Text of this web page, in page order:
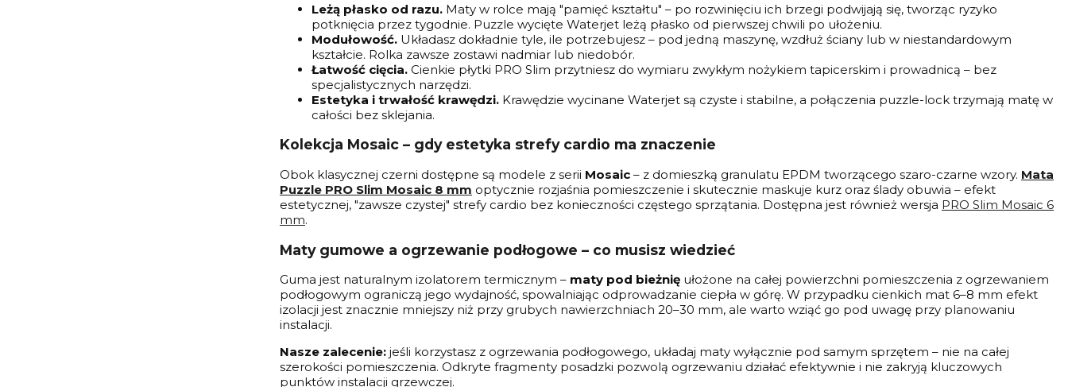
Leżą płasko od razu. Maty w rolce mają "pamięć kształtu" – po rozwinięciu ich brzegi podwijają się, tworząc ryzyko
potknięcia przez tygodnie. Puzzle wycięte Waterjet leżą płasko od pierwszej chwili po ułożeniu.
Modułowość. Układasz dokładnie tyle, ile potrzebujesz – pod jedną maszynę, wzdłuż ściany lub w niestandardowym
kształcie. Rolka zawsze zostawi nadmiar lub niedobór.
Łatwość cięcia. Cienkie płytki PRO Slim przytniesz do wymiaru zwykłym nożykiem tapicerskim i prowadnicą – bez
specjalistycznych narzędzi.
Estetyka i trwałość krawędzi. Krawędzie wycinane Waterjet są czyste i stabilne, a połączenia puzzle-lock trzymają matę w
całości bez sklejania.
Kolekcja Mosaic – gdy estetyka strefy cardio ma znaczenie
Obok klasycznej czerni dostępne są modele z serii Mosaic – z domieszką granulatu EPDM tworzącego szaro-czarne wzory. Mata
Puzzle PRO Slim Mosaic 8 mm optycznie rozjaśnia pomieszczenie i skutecznie maskuje kurz oraz ślady obuwia – efekt
estetycznej, "zawsze czystej" strefy cardio bez konieczności częstego sprzątania. Dostępna jest również wersja PRO Slim Mosaic 6
mm.
Maty gumowe a ogrzewanie podłogowe – co musisz wiedzieć
Guma jest naturalnym izolatorem termicznym – maty pod bieżnię ułożone na całej powierzchni pomieszczenia z ogrzewaniem
podłogowym ograniczą jego wydajność, spowalniając odprowadzanie ciepła w górę. W przypadku cienkich mat 6–8 mm efekt
izolacji jest znacznie mniejszy niż przy grubych nawierzchniach 20–30 mm, ale warto wziąć go pod uwagę przy planowaniu
instalacji.
Nasze zalecenie: jeśli korzystasz z ogrzewania podłogowego, układaj maty wyłącznie pod samym sprzętem – nie na całej
szerokości pomieszczenia. Odkryte fragmenty posadzki pozwolą ogrzewaniu działać efektywnie i nie zakryją kluczowych
punktów instalacji grzewczej.